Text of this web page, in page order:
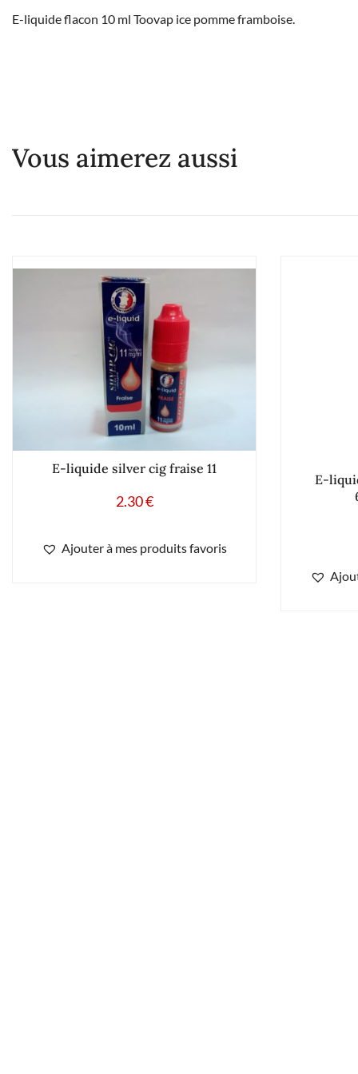
E-liquide flacon 10 ml Toovap ice pomme framboise.
Vous aimerez aussi
E-liquide silver cig fraise 11
2.30€
Ajouter à mes produits favoris
E-